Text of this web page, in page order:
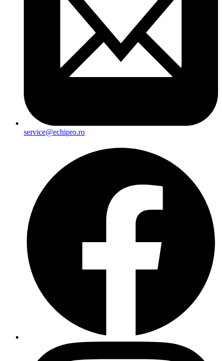
service@echipro.ro